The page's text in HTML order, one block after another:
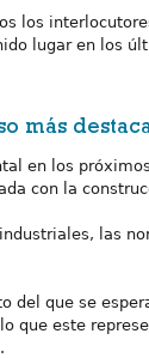
los
lugar en los
más
en los
con la
las
del que se
que este